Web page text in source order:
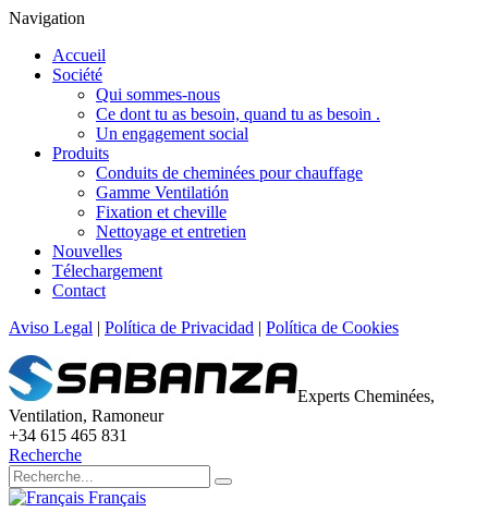
Navigation
Accueil
Société
Qui sommes-nous
Ce dont tu as besoin, quand tu as besoin .
Un engagement social
Produits
Conduits de cheminées pour chauffage
Gamme Ventilatión
Fixation et cheville
Nettoyage et entretien
Nouvelles
Télechargement
Contact
Aviso Legal | Política de Privacidad | Política de Cookies
Experts Cheminées,
Ventilation, Ramoneur
+34 615 465 831
Recherche
Français